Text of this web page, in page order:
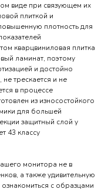
виде при связующем их
плиткой и
плотность для
кварцвиниловая плитка
ламинат, поэтому
и достойно
трескается и не
в процессе
из износостойкого
для большей
защитный слой у
43 классу
монитора не в
а также удивительную
с образцами